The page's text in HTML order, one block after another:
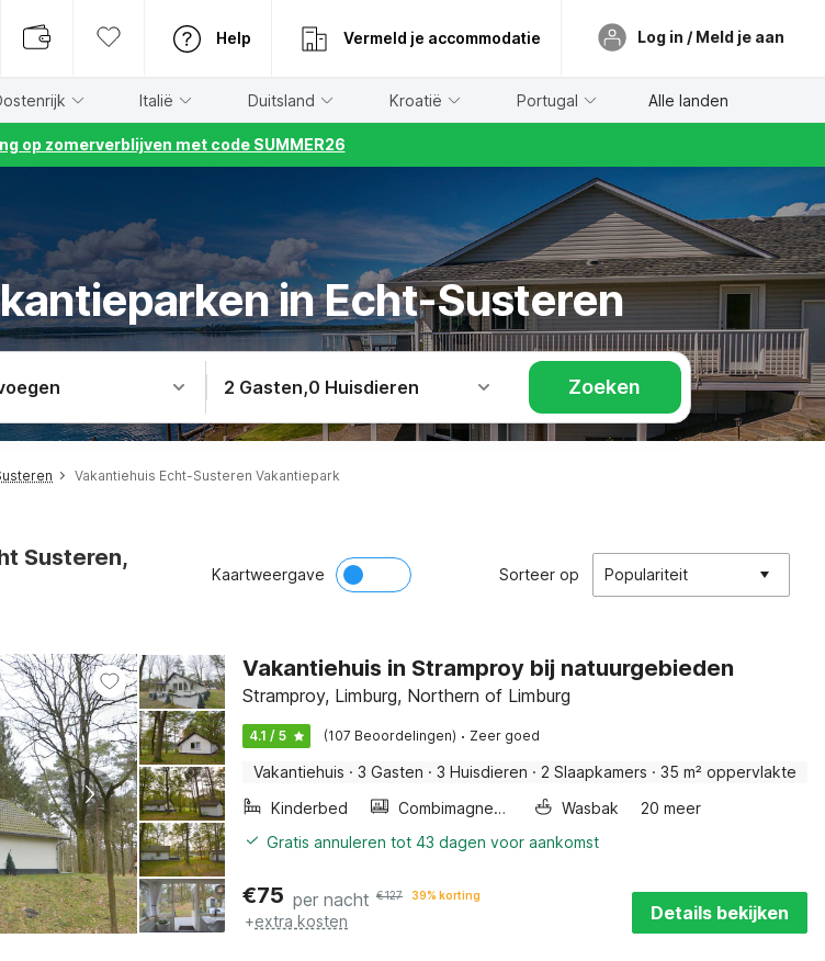
Help Vermeld je accommodatie Log in / Meld je aan
Italië Duitsland Kroatië Portugal Alle landen
op zomerverblijven met code SUMMER26
in Echt-Susteren
2 Gasten,0 Huisdieren Zoeken
Vakantiehuis Echt-Susteren Vakantiepark
Susteren,
Kaartweergave Sorteer op Populariteit
Vakantiehuis in Stramproy bij natuurgebieden
Stramproy, Limburg, Northern of Limburg
4.1 / 5 (107 Beoordelingen) · Zeer goed
Vakantiehuis · 3 Gasten · 3 Huisdieren · 2 Slaapkamers · 35 m² oppervlakte
Kinderbed
Combimagnetron Wasbak
20 meer
Gratis annuleren tot 43 dagen voor aankomst
€75 per nacht €127 39% korting
+extra kosten Details bekijken